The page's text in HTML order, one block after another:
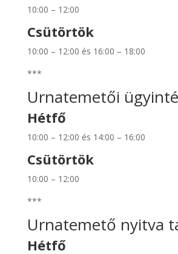
10:00 – 12:00
Csütörtök
10:00 – 12:00 és 16:00 – 18:00
***
Urnatemetői
Hétfő
10:00 – 12:00 és 14:00 – 16:00
Csütörtök
10:00 – 12:00
***
Urnatemető nyitva
Hétfő